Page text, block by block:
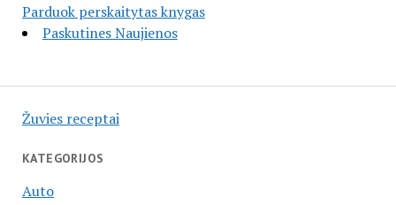
Parduok perskaitytas knygas
Paskutines Naujienos
Žuvies receptai
KATEGORIJOS
Auto